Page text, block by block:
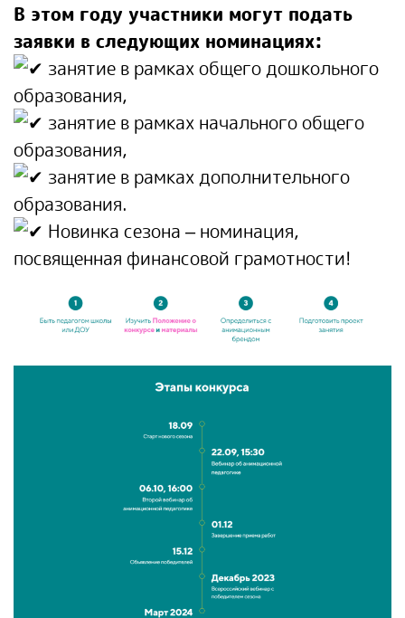
В этом году участники могут подать
заявки в следующих номинациях:
занятие в рамках общего дошкольного
образования,
занятие в рамках начального общего
образования,
занятие в рамках дополнительного
образования.
Новинка сезона – номинация,
посвященная финансовой грамотности!